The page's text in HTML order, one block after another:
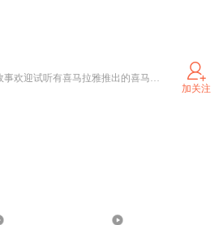
爱尚旅游 音乐听故事欢迎试听有喜马拉雅推出的喜马妍希浩的演说作品有喜欢的也欢迎订阅
加关注